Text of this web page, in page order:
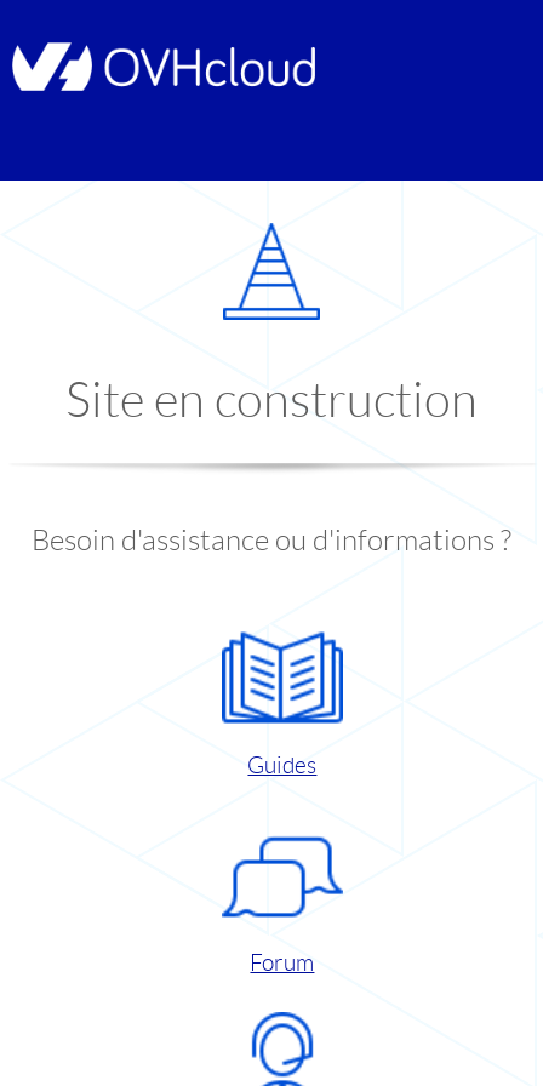
Site en construction
Besoin d'assistance ou d'informations ?
Guides
Forum